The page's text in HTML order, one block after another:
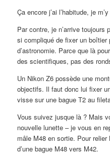
Ça encore j’ai l’habitude, je
Par contre, je n’arrive toujours
si compliqué de fixer un boîtier
d’astronomie. Parce que là
des scientifiques, pas des
Un Nikon Z6 possède une
objectifs. Il faut donc lui fixer
visse sur une bague T2 au
Vous suivez jusque là ? Mais
nouvelle lunette – je vous en
mâle M48 en sortie. Pour
d’une bague M48 vers M42.